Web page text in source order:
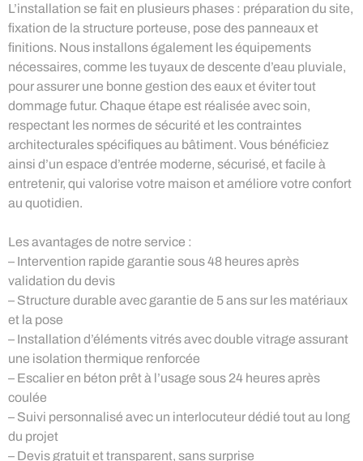
L’installation se fait en plusieurs phases : préparation du site,
fixation de la structure porteuse, pose des panneaux et
finitions. Nous installons également les équipements
nécessaires, comme les tuyaux de descente d’eau pluviale,
pour assurer une bonne gestion des eaux et éviter tout
dommage futur. Chaque étape est réalisée avec soin,
respectant les normes de sécurité et les contraintes
architecturales spécifiques au bâtiment. Vous bénéficiez
ainsi d’un espace d’entrée moderne, sécurisé, et facile à
entretenir, qui valorise votre maison et améliore votre confort
au quotidien.
Les avantages de notre service :
– Intervention rapide garantie sous 48 heures après
validation du devis
– Structure durable avec garantie de 5 ans sur les matériaux
et la pose
– Installation d’éléments vitrés avec double vitrage assurant
une isolation thermique renforcée
– Escalier en béton prêt à l’usage sous 24 heures après
coulée
– Suivi personnalisé avec un interlocuteur dédié tout au long
du projet
– Devis gratuit et transparent, sans surprise